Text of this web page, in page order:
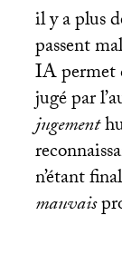
il y a plus
passent
IApermet
jugé par
jugement
n’étant
mauvais